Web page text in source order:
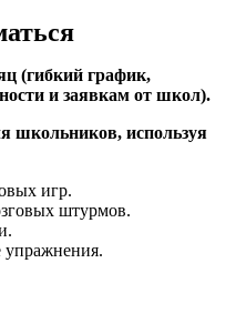
(гибкий график,
и заявкам от школ).
школьников, используя
игр.
штурмов.